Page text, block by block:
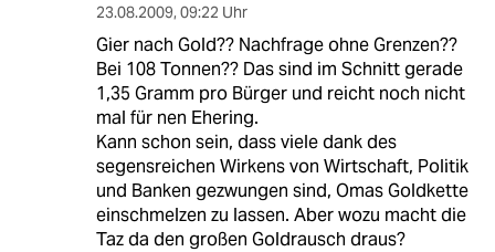
23.08.2009, 09:22 Uhr
Gier nach Gold?? Nachfrage ohne Grenzen??
Bei 108 Tonnen?? Das sind im Schnitt gerade
1,35 Gramm pro Bürger und reicht noch nicht
mal für nen Ehering.
Kann schon sein, dass viele dank des
segensreichen Wirkens von Wirtschaft, Politik
und Banken gezwungen sind, Omas Goldkette
einschmelzen zu lassen. Aber wozu macht die
Taz da den großen Goldrausch draus?